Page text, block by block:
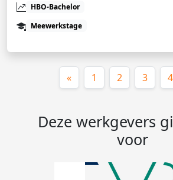
HBO-Bachelor
Meewerkstage
« 1 2 3 4
Deze werkgevers
voor